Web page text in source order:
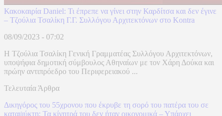
Κακοκαιρία Daniel: Τι έπρεπε να γίνει στην Καρδίτσα και δεν έγινε
– Τζούλια Τσαλίκη Γ.Γ. Συλλόγου Αρχιτεκτόνων στο Kontra
08/09/2023 - 07:02
H Τζούλια Τσαλίκη Γενική Γραμματέας Συλλόγου Αρχιτεκτόνων,
υποψήφια δημοτική σύμβουλος Αθηναίων με τον Χάρη Δούκα και
πρώην αντιπρόεδρο του Περιφερειακού ...
Τελευταία Άρθρα
Δικηγόρος του 55χρονου που έκρυβε τη σορό του πατέρα του σε
καταψύκτη: Τα κίνητρά του δεν ήταν οικονομικά – Υπάρχει